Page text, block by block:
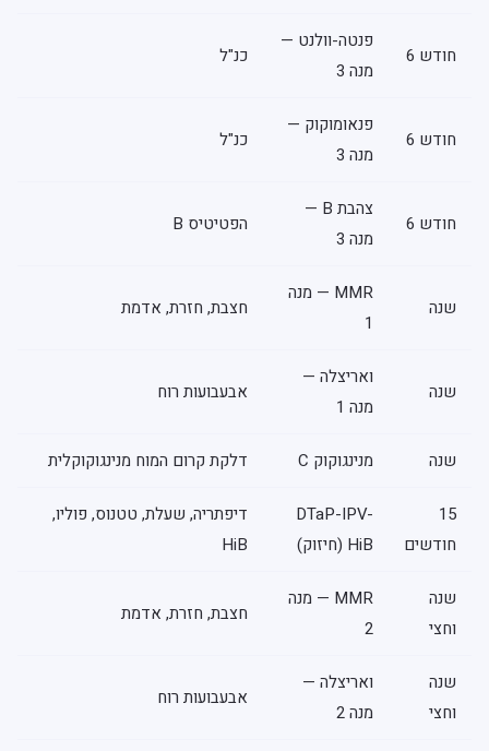
חודש 6
פנטה-וולנט —
מנה 3
כנ"ל
חודש 6
פנאומוקוק —
מנה 3
כנ"ל
חודש 6
צהבת B —
מנה 3
הפטיטיס B
שנה
MMR — מנה
1
חצבת, חזרת, אדמת
שנה
ואריצלה —
מנה 1
אבעבועות רוח
שנה מנינגוקוק C דלקת קרום המוח מנינגוקוקלית
15
חודשים
DTaP-IPV-
HiB (חיזוק)
דיפתריה, שעלת, טטנוס, פוליו,
HiB
שנה
וחצי
MMR — מנה
2
חצבת, חזרת, אדמת
שנה
וחצי
ואריצלה —
מנה 2
אבעבועות רוח